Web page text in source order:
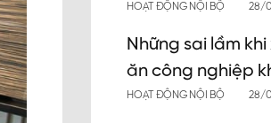
HOẠT ĐỘNG NỘI BỘ 28/
Những sai lầm
ăn công nghiệp
HOẠT ĐỘNG NỘI BỘ 28/